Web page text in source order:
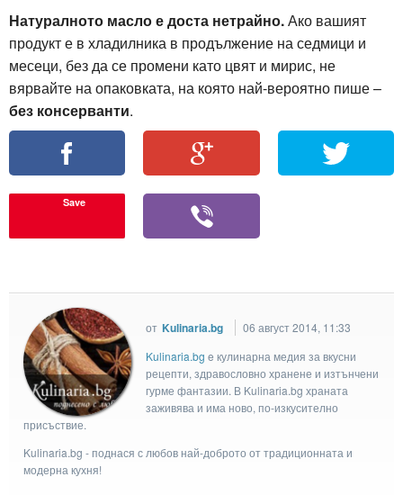
Натуралното масло е доста нетрайно.Ако вашият
продукт е в хладилника в продължение на седмици и
месеци, без да се промени като цвят и мирис, не
вярвайте на опаковката, на която най-вероятно пише –
без консерванти.
Save
от Kulinaria.bg
06 август 2014, 11:33
Kulinaria.bg e кулинарна медия за вкусни
рецепти, здравословно хранене и изтънчени
гурме фантазии. В Kulinaria.bg храната
заживява и има ново, по-изкусително
присъствие.
Kulinaria.bg - поднася с любов най-доброто от традиционната и
модерна кухня!